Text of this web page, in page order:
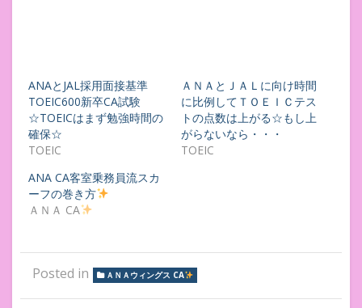
ANAとJAL採用面接基準
TOEIC600新卒CA試験
☆TOEICはまず勉強時間の
確保☆
TOEIC
ＡＮＡとＪＡＬに向け時間
に比例してＴＯＥＩＣテス
トの点数は上がる☆もし上
がらないなら・・・
TOEIC
ANA CA客室乗務員流スカ
ーフの巻き方
ＡＮＡ CA
Posted in ＡＮＡウィングス CA